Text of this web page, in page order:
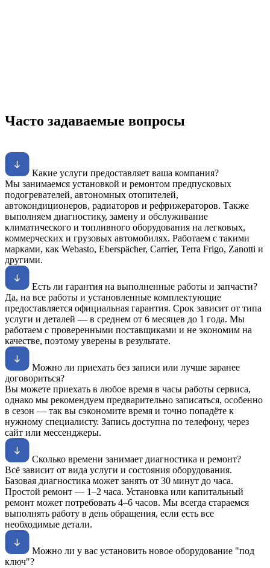
Часто задаваемые вопросы
Какие услуги предоставляет ваша компания?
Мы занимаемся установкой и ремонтом предпусковых
подогревателей, автономных отопителей,
автокондиционеров, радиаторов и рефрижераторов. Также
выполняем диагностику, замену и обслуживание
климатического и топливного оборудования на легковых,
коммерческих и грузовых автомобилях. Работаем с такими
марками, как Webasto, Eberspächer, Carrier, Terra Frigo, Zanotti и
другими.
Есть ли гарантия на выполненные работы и запчасти?
Да, на все работы и установленные комплектующие
предоставляется официальная гарантия. Срок зависит от типа
услуги и деталей — в среднем от 6 месяцев до 1 года. Мы
работаем с проверенными поставщиками и не экономим на
качестве, поэтому уверены в результате.
Можно ли приехать без записи или лучше заранее
договориться?
Вы можете приехать в любое время в часы работы сервиса,
однако мы рекомендуем предварительно записаться, особенно
в сезон — так вы сэкономите время и точно попадёте к
нужному специалисту. Запись доступна по телефону, через
сайт или мессенджеры.
Сколько времени занимает диагностика и ремонт?
Всё зависит от вида услуги и состояния оборудования.
Базовая диагностика может занять от 30 минут до часа.
Простой ремонт — 1–2 часа. Установка или капитальный
ремонт может потребовать 4–6 часов. Мы всегда стараемся
выполнять работу в день обращения, если есть все
необходимые детали.
Можно ли у вас установить новое оборудование "под
ключ"?